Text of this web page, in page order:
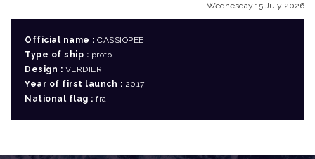
Wednesday 15 July 2026
Official name : CASSIOPEE
Type of ship : proto
Design : VERDIER
Year of first launch : 2017
National flag : fra